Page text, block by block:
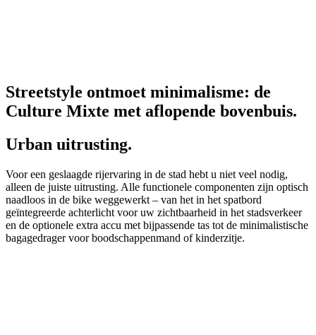
Streetstyle ontmoet minimalisme: de
Culture Mixte met aflopende bovenbuis.
Urban uitrusting.
Voor een geslaagde rijervaring in de stad hebt u niet veel nodig,
alleen de juiste uitrusting. Alle functionele componenten zijn optisch
naadloos in de bike weggewerkt – van het in het spatbord
geïntegreerde achterlicht voor uw zichtbaarheid in het stadsverkeer
en de optionele extra accu met bijpassende tas tot de minimalistische
bagagedrager voor boodschappenmand of kinderzitje.